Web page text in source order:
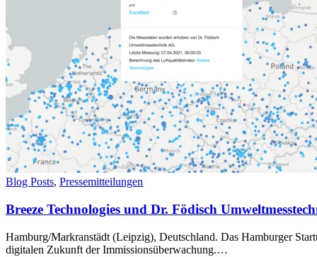
Waldbrandfrüherkennung
Blog Posts, Pressemitteilungen
Breeze Technologies und Dr. Födisch
Hamburg/Markranstädt (Leipzig), Deutschland. Das Hamburger
digitalen Zukunft der Immissionsüberwachung.…